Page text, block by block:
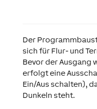
Der
sich für Flur- und
Bevor der Ausgang
erfolgt eine
Ein/Aus schalten),
Dunkeln steht.